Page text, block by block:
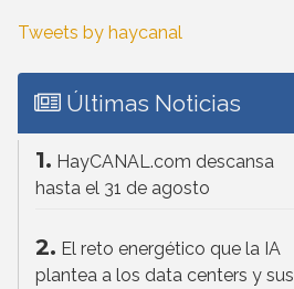
Tweets by haycanal
Últimas Noticias
1. HayCANAL.com descansa
hasta el 31 de agosto
2. El reto energético que la IA
plantea a los data centers y sus